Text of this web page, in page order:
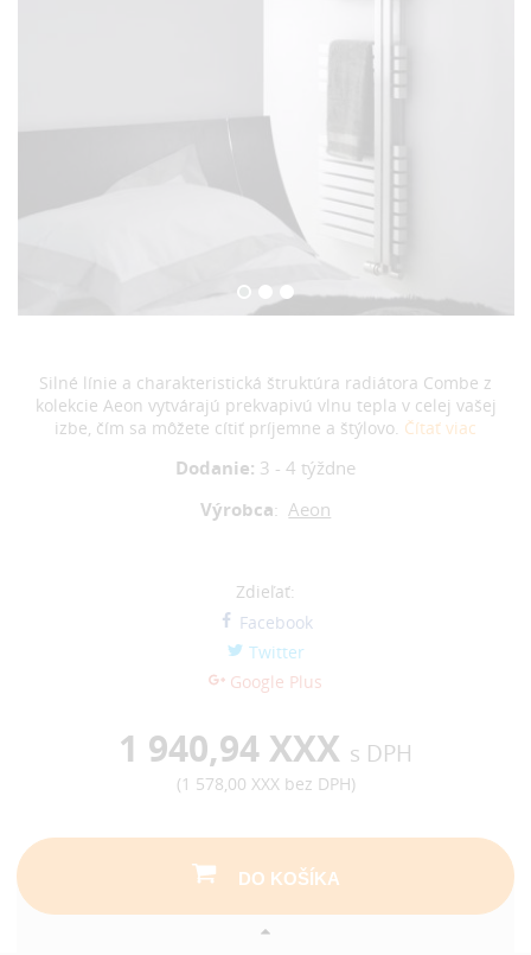
Silné línie a charakteristická štruktúra radiátora Combe z
kolekcie Aeon vytvárajú prekvapivú vlnu tepla v celej vašej
izbe, čím sa môžete cítiť príjemne a štýlovo. Čítať viac
Dodanie: 3 - 4 týždne
Výrobca: Aeon
Zdieľať:
Facebook
Twitter
Google Plus
1 940,94 XXX s DPH
(1 578,00 XXXbez DPH)
DO KOŠÍKA